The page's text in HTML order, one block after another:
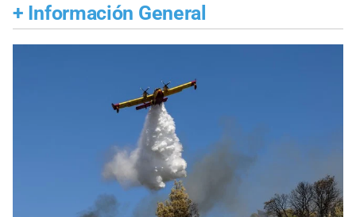
+ Información General